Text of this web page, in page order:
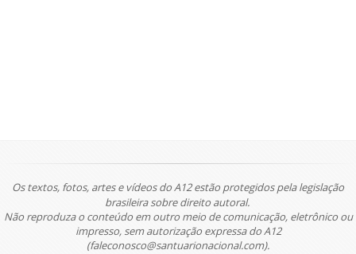
Os textos, fotos, artes e vídeos do A12 estão protegidos pela legislação
brasileira sobre direito autoral.
Não reproduza o conteúdo em outro meio de comunicação, eletrônico ou
impresso, sem autorização expressa do A12
(faleconosco@santuarionacional.com).